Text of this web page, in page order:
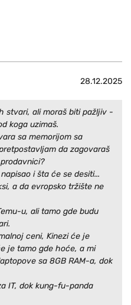
28.12.2025
stvari, ali moraš biti pažljiv -
koga uzimaš.
sa memorijom sa
da zagovaraš
i šta će se desiti...
a da evropsko tržište ne
u, ali tamo gde budu
ceni, Kinezi će je
je tamo gde hoće, a mi
sa 8GB RAM-a, dok
IT, dok kung-fu-panda